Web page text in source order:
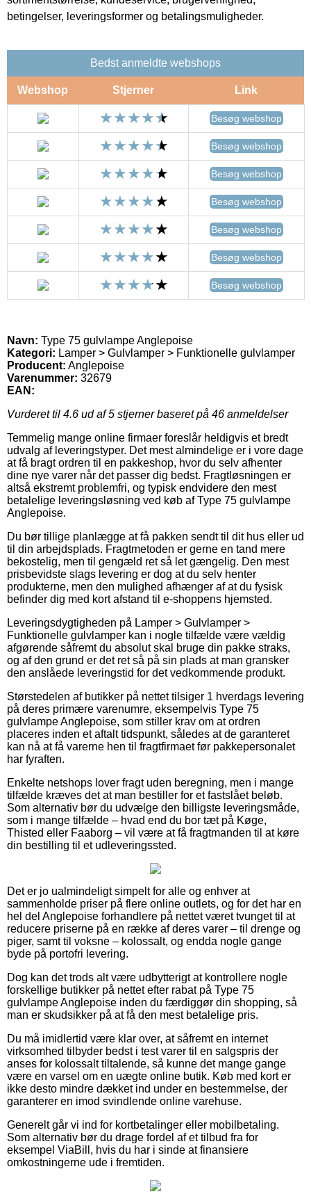
betingelser, leveringsformer og betalingsmuligheder.
Bedst anmeldte webshops
Webshop Stjerner Link
Besøg webshop
Besøg webshop
Besøg webshop
Besøg webshop
Besøg webshop
Besøg webshop
Besøg webshop
Navn: Type 75 gulvlampe Anglepoise
Kategori: Lamper > Gulvlamper > Funktionelle gulvlamper
Producent: Anglepoise
Varenummer: 32679
EAN:
Vurderet til 4.6 ud af 5 stjerner baseret på 46 anmeldelser
Temmelig mange online firmaer foreslår heldigvis et bredt
udvalg af leveringstyper. Det mest almindelige er i vore dage
at få bragt ordren til en pakkeshop, hvor du selv afhenter
dine nye varer når det passer dig bedst. Fragtløsningen er
altså ekstremt problemfri, og typisk endvidere den mest
betalelige leveringsløsning ved køb af Type 75 gulvlampe
Anglepoise.
Du bør tillige planlægge at få pakken sendt til dit hus eller ud
til din arbejdsplads. Fragtmetoden er gerne en tand mere
bekostelig, men til gengæld ret så let gængelig. Den mest
prisbevidste slags levering er dog at du selv henter
produkterne, men den mulighed afhænger af at du fysisk
befinder dig med kort afstand til e-shoppens hjemsted.
Leveringsdygtigheden på Lamper > Gulvlamper >
Funktionelle gulvlamper kan i nogle tilfælde være vældig
afgørende såfremt du absolut skal bruge din pakke straks,
og af den grund er det ret så på sin plads at man gransker
den anslåede leveringstid for det vedkommende produkt.
Størstedelen af butikker på nettet tilsiger 1 hverdags levering
på deres primære varenumre, eksempelvis Type 75
gulvlampe Anglepoise, som stiller krav om at ordren
placeres inden et aftalt tidspunkt, således at de garanteret
kan nå at få varerne hen til fragtfirmaet før pakkepersonalet
har fyraften.
Enkelte netshops lover fragt uden beregning, men i mange
tilfælde kræves det at man bestiller for et fastslået beløb.
Som alternativ bør du udvælge den billigste leveringsmåde,
som i mange tilfælde – hvad end du bor tæt på Køge,
Thisted eller Faaborg – vil være at få fragtmanden til at køre
din bestilling til et udleveringssted.
Det er jo ualmindeligt simpelt for alle og enhver at
sammenholde priser på flere online outlets, og for det har en
hel del Anglepoise forhandlere på nettet været tvunget til at
reducere priserne på en række af deres varer – til drenge og
piger, samt til voksne – kolossalt, og endda nogle gange
byde på portofri levering.
Dog kan det trods alt være udbytterigt at kontrollere nogle
forskellige butikker på nettet efter rabat på Type 75
gulvlampe Anglepoise inden du færdiggør din shopping, så
man er skudsikker på at få den mest betalelige pris.
Du må imidlertid være klar over, at såfremt en internet
virksomhed tilbyder bedst i test varer til en salgspris der
anses for kolossalt tiltalende, så kunne det mange gange
være en varsel om en uægte online butik. Køb med kort er
ikke desto mindre dækket ind under en bestemmelse, der
garanterer en imod svindlende online varehuse.
Generelt går vi ind for kortbetalinger eller mobilbetaling.
Som alternativ bør du drage fordel af et tilbud fra for
eksempel ViaBill, hvis du har i sinde at finansiere
omkostningerne ude i fremtiden.